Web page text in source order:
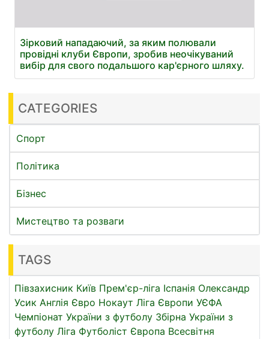
Зірковий нападаючий, за яким полювали
провідні клуби Європи, зробив неочікуваний
вибір для свого подальшого кар'єрного шляху.
CATEGORIES
Спорт
Політика
Бізнес
Мистецтво та розваги
TAGS
Півзахисник Київ Прем'єр-ліга Іспанія Олександр
Усик Англія Євро Нокаут Ліга Європи УЄФА
Чемпіонат України з футболу Збірна України з
футболу Ліга Футболіст Європа Всесвітня